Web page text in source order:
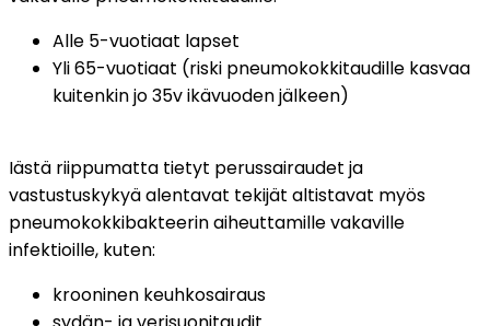
Alle 5-vuotiaat lapset
Yli 65-vuotiaat (riski pneumokokkitaudille kasvaa
kuitenkin jo 35v ikävuoden jälkeen)
Iästä riippumatta tietyt perussairaudet ja
vastustuskykyä alentavat tekijät altistavat myös
pneumokokkibakteerin aiheuttamille vakaville
infektioille, kuten:
krooninen keuhkosairaus